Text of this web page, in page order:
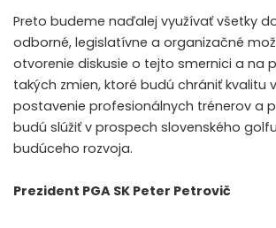
Preto budeme naďalej využívať všetky
odborné, legislatívne a organizačné
otvorenie diskusie o tejto smernici a na
takých zmien, ktoré budú chrániť kvalitu
postavenie profesionálnych trénerov a
budú slúžiť v prospech slovenského
budúceho rozvoja.
Prezident PGA SK Peter Petrovič